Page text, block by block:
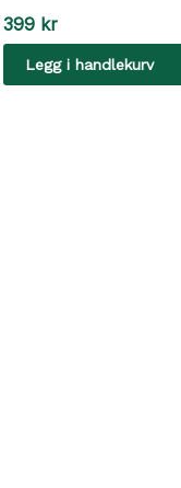
399 kr
Legg i handlekurv